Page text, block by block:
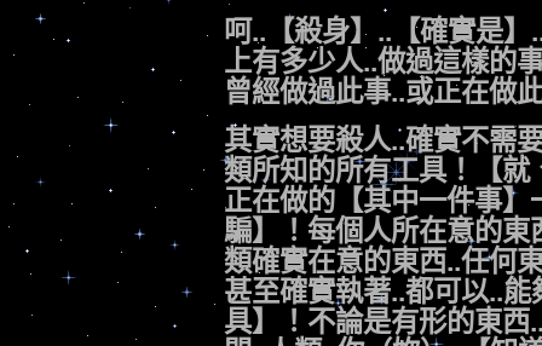
呵..【殺身】..【確實是
上有多少人..做過這樣的
曾經做過此事..或正在做
其實想要殺人..確實不需
類所知的所有工具！【
正在做的【其中一件事
騙】！每個人所在意的
類確實在意的東西..任何
甚至確實執著..都可以..
具】！不論是有形的東